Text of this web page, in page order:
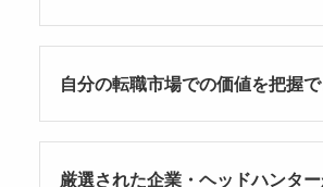
自分の転職市場での価値を把握
厳選された企業・ヘッドハンタ